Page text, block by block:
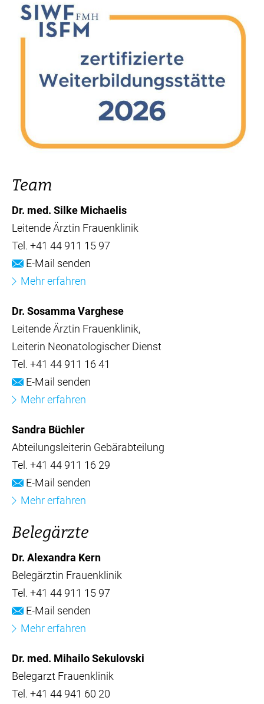
Team
Dr. med. Silke Michaelis
Leitende Ärztin Frauenklinik
Tel. +41 44 911 15 97
E-Mail senden
Mehr erfahren
Dr. Sosamma Varghese
Leitende Ärztin Frauenklinik
Leiterin Neonatologischer Dienst
Tel. +41 44 911 16 41
E-Mail senden
Mehr erfahren
Sandra Büchler
Abteilungsleiterin Gebärabteilung
Tel. +41 44 911 16 29
E-Mail senden
Mehr erfahren
Belegärzte
Dr. Alexandra Kern
Belegärztin Frauenklinik
Tel. +41 44 911 15 97
E-Mail senden
Mehr erfahren
Dr. med. Mihailo Sekulovski
Belegarzt Frauenklinik
Tel. +41 44 941 60 20